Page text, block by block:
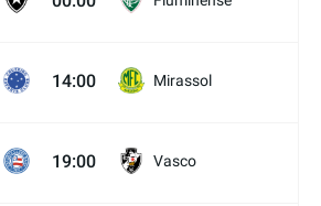
14:00 Mirassol
19:00 Vasco